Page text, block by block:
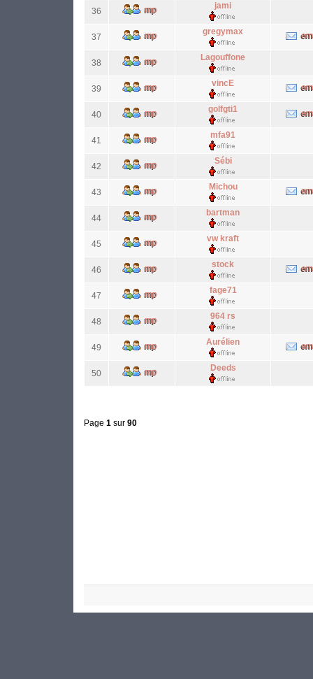
36
jami
37
gregymax
38
Lagouffone
39
vincE
40
golfgti1
41
mfa91
42
Sébi
43
Michou
44
bartman
45
vw kraft
46
stock
47
fage71
48
964 rs
49
Aurélien
50
Deeds
Page 1 sur 90